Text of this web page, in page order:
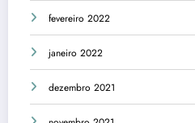
fevereiro 2022
janeiro 2022
dezembro 2021